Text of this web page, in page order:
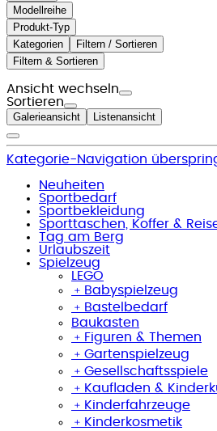
Modellreihe
Produkt-Typ
Kategorien
Filtern / Sortieren
Filtern & Sortieren
Ansicht wechseln
Sortieren
Galerieansicht Listenansicht
Kategorie-Navigation
Neuheiten
Sportbedarf
Sportbekleidung
Sporttaschen, Koffer &
Tag am Berg
Urlaubszeit
Spielzeug
LEGO
﹢ Babyspielzeug
﹢ Bastelbedarf
Baukasten
﹢ Figuren & Themen
﹢ Gartenspielzeug
﹢ Gesellschaftsspiele
﹢ Kaufladen &
﹢ Kinderfahrzeuge
﹢ Kinderkosmetik